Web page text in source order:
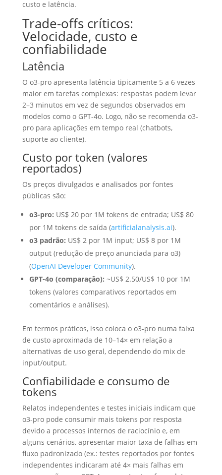
custo e latência.
Trade-offs críticos:
Velocidade, custo e
confiabilidade
Latência
O o3-pro apresenta latência tipicamente 5 a 6 vezes
maior em tarefas complexas: respostas podem levar
2–3 minutos em vez de segundos observados em
modelos como o GPT-4o. Logo, não se recomenda o3-
pro para aplicações em tempo real (chatbots,
suporte ao cliente).
Custo por token (valores
reportados)
Os preços divulgados e analisados por fontes
públicas são:
o3-pro: US$ 20 por 1M tokens de entrada; US$ 80
por 1M tokens de saída (artificialanalysis.ai).
o3 padrão: US$ 2 por 1M input; US$ 8 por 1M
output (redução de preço anunciada para o3)
(OpenAI Developer Community).
GPT-4o (comparação): ~US$ 2.50/US$ 10 por 1M
tokens (valores comparativos reportados em
comentários e análises).
Em termos práticos, isso coloca o o3-pro numa faixa
de custo aproximada de 10–14× em relação a
alternativas de uso geral, dependendo do mix de
input/output.
Confiabilidade e consumo de
tokens
Relatos independentes e testes iniciais indicam que
o3-pro pode consumir mais tokens por resposta
devido a processos internos de raciocínio e, em
alguns cenários, apresentar maior taxa de falhas em
fluxo padronizado (ex.: testes reportados por fontes
independentes indicaram até 4× mais falhas em